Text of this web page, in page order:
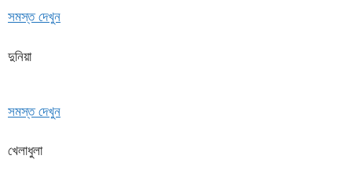
সমস্ত দেখুন
দুনিয়া
সমস্ত দেখুন
খেলাধুলা